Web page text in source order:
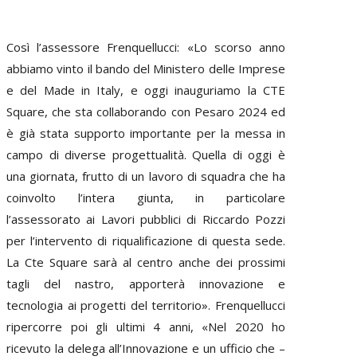
Così l’assessore Frenquellucci: «Lo scorso anno
abbiamo vinto il bando del Ministero delle Imprese
e del Made in Italy, e oggi inauguriamo la CTE
Square, che sta collaborando con Pesaro 2024 ed
è già stata supporto importante per la messa in
campo di diverse progettualità. Quella di oggi è
una giornata, frutto di un lavoro di squadra che ha
coinvolto l’intera giunta, in particolare
l’assessorato ai Lavori pubblici di Riccardo Pozzi
per l’intervento di riqualificazione di questa sede.
La Cte Square sarà al centro anche dei prossimi
tagli del nastro, apporterà innovazione e
tecnologia ai progetti del territorio». Frenquellucci
ripercorre poi gli ultimi 4 anni, «Nel 2020 ho
ricevuto la delega all’Innovazione e un ufficio che –